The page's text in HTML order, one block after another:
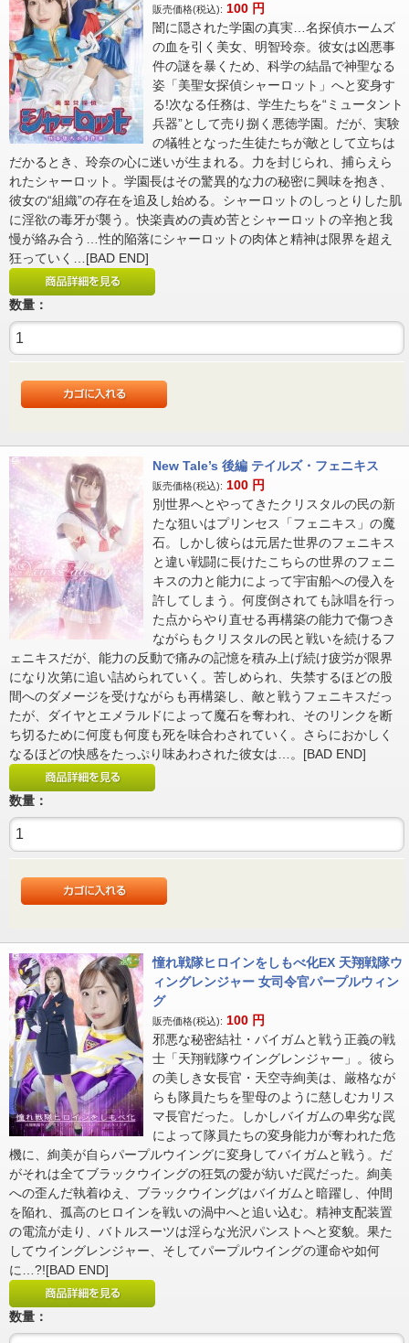
販売価格(税込): 100 円
闇に隠された学園の真実…名探偵ホームズ
の血を引く美女、明智玲奈。彼女は凶悪事
件の謎を暴くため、科学の結晶で神聖なる
姿「美聖女探偵シャーロット」へと変身す
る!次なる任務は、学生たちを“ミュータント
兵器”として売り捌く悪徳学園。だが、実験
の犠牲となった生徒たちが敵として立ちは
だかるとき、玲奈の心に迷いが生まれる。力を封じられ、捕らえら
れたシャーロット。学園長はその驚異的な力の秘密に興味を抱き、
彼女の“組織”の存在を追及し始める。シャーロットのしっとりした肌
に淫欲の毒牙が襲う。快楽責めの責め苦とシャーロットの辛抱と我
慢が絡み合う…性的陥落にシャーロットの肉体と精神は限界を超え
狂っていく…[BAD END]
数量：
New Tale’s 後編 テイルズ・フェニキス
販売価格(税込): 100 円
別世界へとやってきたクリスタルの民の新
たな狙いはプリンセス「フェニキス」の魔
石。しかし彼らは元居た世界のフェニキス
と違い戦闘に長けたこちらの世界のフェニ
キスの力と能力によって宇宙船への侵入を
許してしまう。何度倒されても詠唱を行っ
た点からやり直せる再構築の能力で傷つき
ながらもクリスタルの民と戦いを続けるフ
ェニキスだが、能力の反動で痛みの記憶を積み上げ続け疲労が限界
になり次第に追い詰められていく。苦しめられ、失禁するほどの股
間へのダメージを受けながらも再構築し、敵と戦うフェニキスだっ
たが、ダイヤとエメラルドによって魔石を奪われ、そのリンクを断
ち切るために何度も何度も死を味合わされていく。さらにおかしく
なるほどの快感をたっぷり味あわされた彼女は…。[BAD END]
数量：
憧れ戦隊ヒロインをしもべ化EX 天翔戦隊ウ
ィングレンジャー 女司令官パープルウィン
グ
販売価格(税込): 100 円
邪悪な秘密結社・バイガムと戦う正義の戦
士「天翔戦隊ウイングレンジャー」。彼ら
の美しき女長官・天空寺絢美は、厳格なが
らも隊員たちを聖母のように慈しむカリス
マ長官だった。しかしバイガムの卑劣な罠
によって隊員たちの変身能力が奪われた危
機に、絢美が自らパープルウイングに変身してバイガムと戦う。だ
がそれは全てブラックウイングの狂気の愛が紡いだ罠だった。絢美
への歪んだ執着ゆえ、ブラックウイングはバイガムと暗躍し、仲間
を陥れ、孤高のヒロインを戦いの渦中へと追い込む。精神支配装置
の電流が走り、バトルスーツは淫らな光沢パンストへと変貌。果た
してウイングレンジャー、そしてパープルウイングの運命や如何
に…?![BAD END]
数量：